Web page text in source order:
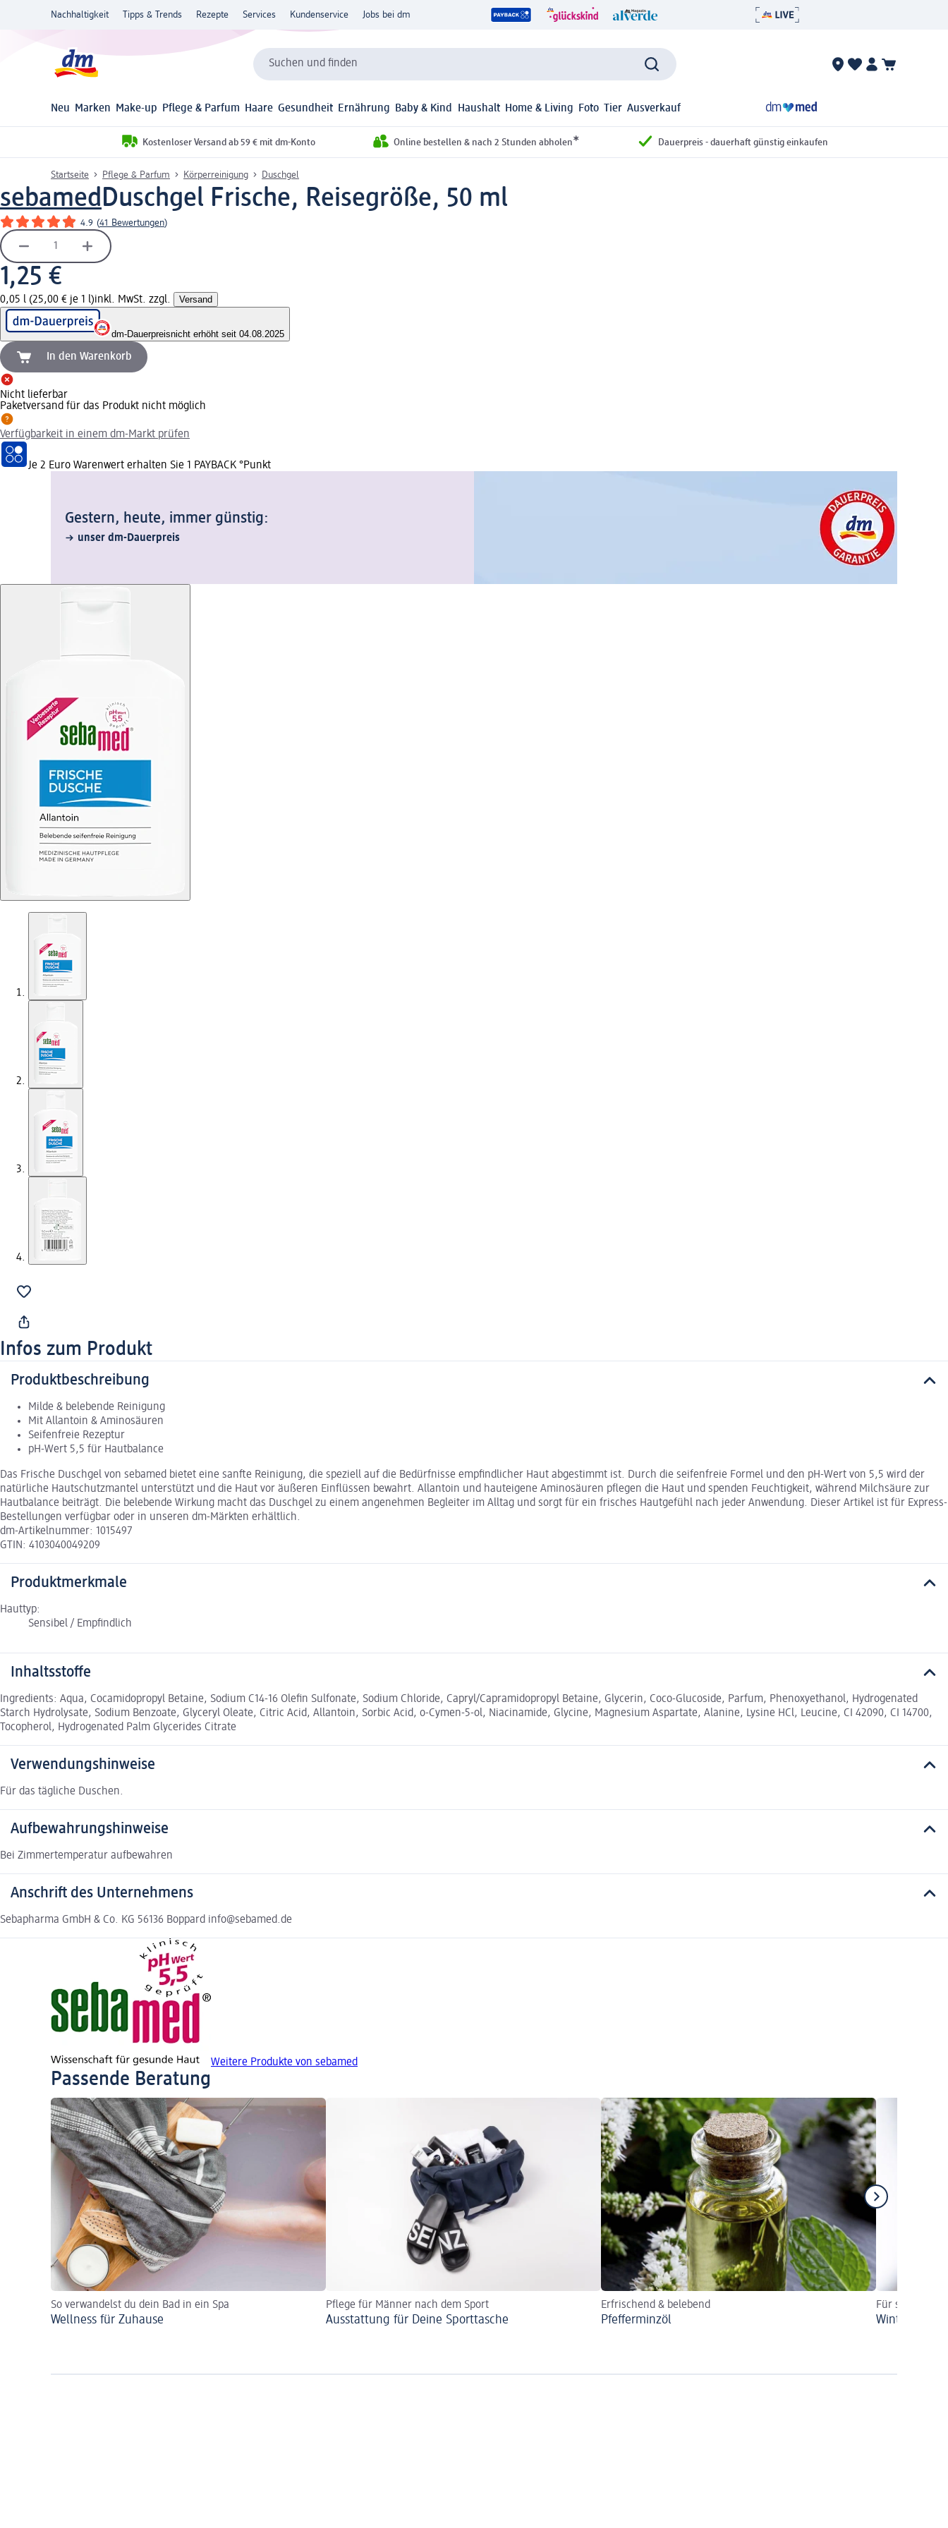
Nachhaltigkeit Tipps & Trends Rezepte Services Kundenservice Jobs bei dm
Suchen und finden
Neu Marken Make-up Pflege & Parfum Haare Gesundheit Ernährung Baby & Kind Haushalt Home & Living Foto Tier Ausverkauf
Kostenloser Versand ab 59 € mit dm-Konto Online bestellen & nach 2 Stunden abholen* Dauerpreis - dauerhaft günstig einkaufen
Startseite Pflege & Parfum Körperreinigung Duschgel
sebamedDuschgel Frische, Reisegröße, 50 ml
4.9 (41 Bewertungen)
1,25 €
0,05 l (25,00 € je 1 l)inkl. MwSt. zzgl. Versand
dm-Dauerpreisnicht erhöht seit 04.08.2025
In den Warenkorb
Nicht lieferbar
Paketversand für das Produkt nicht möglich
Verfügbarkeit in einem dm-Markt prüfen
Je 2 Euro Warenwert erhalten Sie 1 PAYBACK °Punkt
Gestern, heute, immer günstig:
unser dm-Dauerpreis
Infos zum Produkt
Produktbeschreibung
Milde & belebende Reinigung
Mit Allantoin & Aminosäuren
Seifenfreie Rezeptur
pH-Wert 5,5 für Hautbalance
Das Frische Duschgel von sebamed bietet eine sanfte Reinigung, die speziell auf die Bedürfnisse empfindlicher Haut abgestimmt ist. Durch die seifenfreie Formel und den pH-Wert von 5,5 wird der
natürliche Hautschutzmantel unterstützt und die Haut vor äußeren Einflüssen bewahrt. Allantoin und hauteigene Aminosäuren pflegen die Haut und spenden Feuchtigkeit, während Milchsäure zur
Hautbalance beiträgt. Die belebende Wirkung macht das Duschgel zu einem angenehmen Begleiter im Alltag und sorgt für ein frisches Hautgefühl nach jeder Anwendung. Dieser Artikel ist für Express-
Bestellungen verfügbar oder in unseren dm-Märkten erhältlich.
dm-Artikelnummer: 1015497
GTIN: 4103040049209
Produktmerkmale
Hauttyp:
Sensibel / Empfindlich
Inhaltsstoffe
Ingredients: Aqua, Cocamidopropyl Betaine, Sodium C14-16 Olefin Sulfonate, Sodium Chloride, Capryl/Capramidopropyl Betaine, Glycerin, Coco-Glucoside, Parfum, Phenoxyethanol, Hydrogenated
Starch Hydrolysate, Sodium Benzoate, Glyceryl Oleate, Citric Acid, Allantoin, Sorbic Acid, o-Cymen-5-ol, Niacinamide, Glycine, Magnesium Aspartate, Alanine, Lysine HCl, Leucine, CI 42090, CI 14700,
Tocopherol, Hydrogenated Palm Glycerides Citrate
Verwendungshinweise
Für das tägliche Duschen.
Aufbewahrungshinweise
Bei Zimmertemperatur aufbewahren
Anschrift des Unternehmens
Sebapharma GmbH & Co. KG 56136 Boppard info@sebamed.de
Weitere Produkte von sebamed
Passende Beratung
So verwandelst du dein Bad in ein Spa
Wellness für Zuhause
Pflege für Männer nach dem Sport
Ausstattung für Deine Sporttasche
Erfrischend & belebend
Pfefferminzöl
Für sie & ihn
Winterpflege